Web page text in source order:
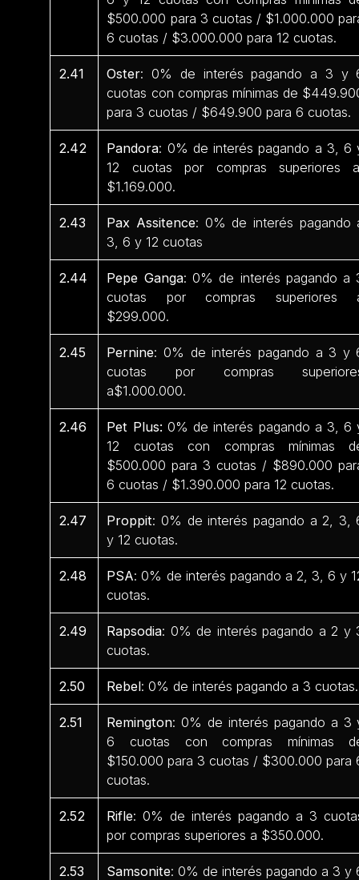
$500.000 para 3 cuotas / $1.000.000
6 cuotas / $3.000.000 para 12 cuotas.
2.41 Oster: 0% de interés pagando a 3 y
cuotas con compras mínimas de
para 3 cuotas / $649.900 para 6 cuotas.
2.42 Pandora: 0% de interés pagando a 3, 6
12 cuotas por compras superiores
$1.169.000.
2.43 Pax Assitence: 0% de interés pagando
3, 6 y 12 cuotas
2.44 Pepe Ganga: 0% de interés pagando a
cuotas por compras superiores
$299.000.
2.45 Pernine: 0% de interés pagando a 3 y
cuotas por compras
a$1.000.000.
2.46 Pet Plus: 0% de interés pagando a 3, 6
12 cuotas con compras mínimas
$500.000 para 3 cuotas / $890.000
6 cuotas / $1.390.000 para 12 cuotas.
2.47 Proppit: 0% de interés pagando a 2, 3,
y 12 cuotas.
2.48 PSA: 0% de interés pagando a 2, 3, 6 y
cuotas.
2.49 Rapsodia: 0% de interés pagando a 2 y
cuotas.
2.50 Rebel: 0% de interés pagando a 3 cuotas.
2.51 Remington: 0% de interés pagando a 3
6 cuotas con compras mínimas
$150.000 para 3 cuotas / $300.000 para
cuotas.
2.52 Rifle: 0% de interés pagando a 3
por compras superiores a $350.000.
2.53 Samsonite: 0% de interés pagando a 3 y